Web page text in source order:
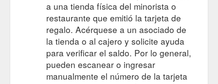
a una tienda física del minorista o
restaurante que emitió la tarjeta de
regalo. Acérquese a un asociado de
la tienda o al cajero y solicite ayuda
para verificar el saldo. Por lo general,
pueden escanear o ingresar
manualmente el número de la tarjeta